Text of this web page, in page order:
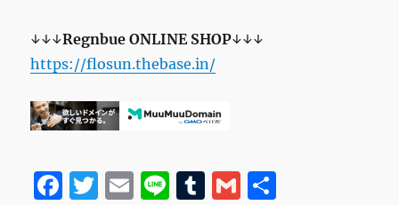
↓↓↓RegnbueONLINE SHOP↓↓↓
https://flosun.thebase.in/
F
T
E
Li T
G